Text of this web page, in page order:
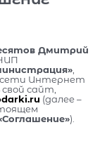
Дмитрий
,
сети Интернет
свой сайт,
(далее –
).